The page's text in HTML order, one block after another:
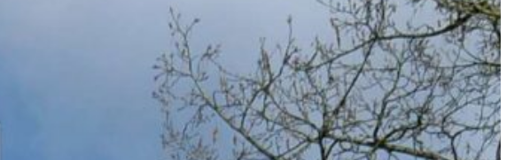
Congres en vergadering
Bedrijfsruimten
Onderhoudsmeldingen en huurvragen
Onze Vrienden
Vriendennieuws
Schenken, nalaten en ANBI
6 redenen om mee te doen
Onze Vrijwilligers
Werken bij
Nieuws en
Stadsherstel